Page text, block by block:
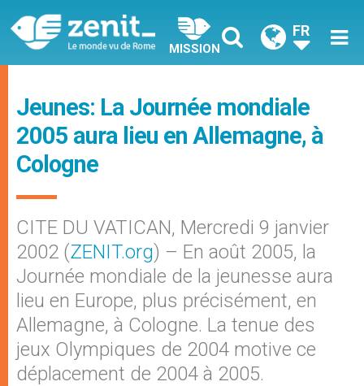
MISSION
FR
Jeunes: La Journée mondiale
2005 aura lieu en Allemagne, à
Cologne
CITE DU VATICAN, Mercredi 9 janvier
2002 (ZENIT.org) – En août 2005, la
Journée mondiale de la jeunesse aura
lieu en Europe, plus précisément, en
Allemagne, à Cologne. La tenue des
jeux Olympiques de 2004 motive ce
déplacement de 2004 à 2005.